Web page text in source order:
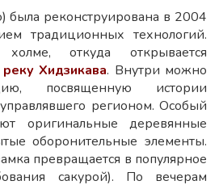
была реконструирована в 2004
традиционных технологий.
откуда открывается
Хидзикава. Внутри можно
посвященную истории
регионом. Особый
оригинальные деревянные
оборонительные элементы.
превращается в популярное
сакурой). По вечерам